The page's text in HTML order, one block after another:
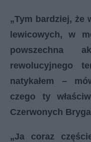
„Tym bardziej, że
lewicowych, w
powszechna
rewolucyjnego
natykałem –
czego ty
Czerwonych
„Ja coraz